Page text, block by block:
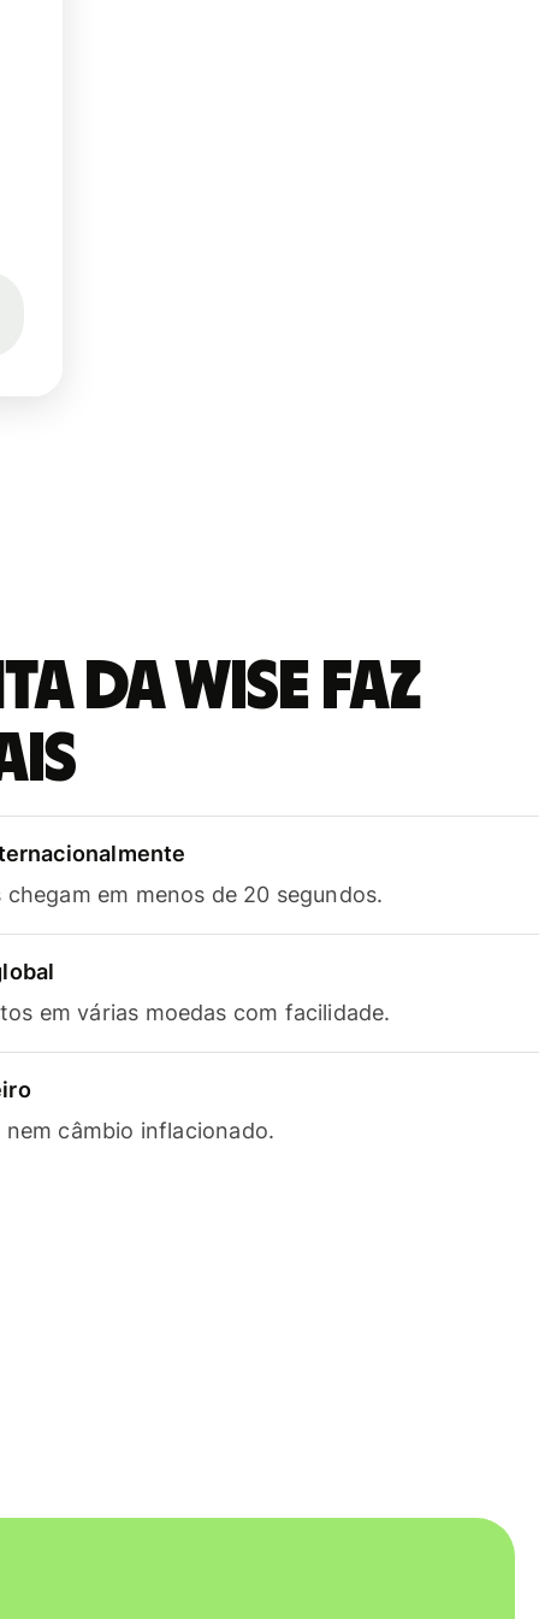
da Wise faz
em menos de 20 segundos.
em várias moedas com facilidade.
câmbio inflacionado.